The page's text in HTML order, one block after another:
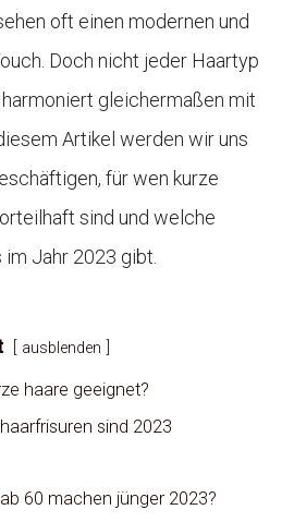
oft einen modernen und
Doch nicht jeder Haartyp
gleichermaßen mit
Artikel werden wir uns
für wen kurze
sind und welche
im Jahr 2023 gibt.
ausblenden
haare geeignet?
sind 2023
60 machen jünger 2023?